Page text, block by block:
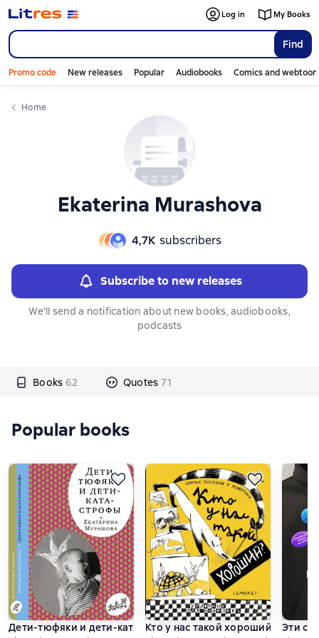
Find
Log in My Books
Promo code New releases Popular Audiobooks Comics and
Home
Ekaterina Murashova
4,7К subscribers
Subscribe to new releases
We'll send a notification about new books, audiobooks,
podcasts
Books 62 Quotes 71
Слайдер с книгами
Popular books
Дети-тюфяки и дети-катастрофыКто у нас такой хороший?
Эти
Слайдер с книгами